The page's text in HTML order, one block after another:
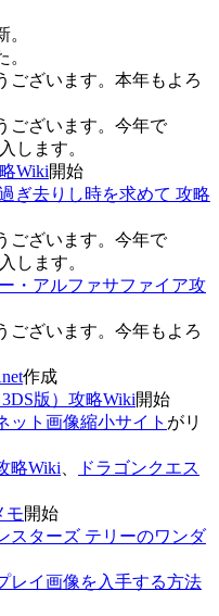
。
ございます。本年もよろ
ございます。今年で
します。
Wiki開始
ぎ去りし時を求めて 攻略
ございます。今年で
します。
・アルファサファイア攻
ございます。今年もよろ
作成
版）攻略Wiki開始
ット画像縮小サイト がリ
略Wiki
ドラゴンクエス
モ開始
スターズ テリーのワンダ
レイ画像を入手する方法